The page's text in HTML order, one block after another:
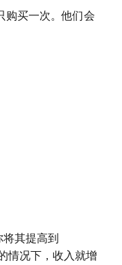
购买一次。他们会
其提高到
情况下，收入就增